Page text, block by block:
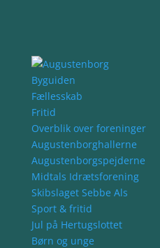
Byguiden
Fællesskab
Fritid
Overblik over foreninger
Augustenborghallerne
Augustenborgspejderne
Midtals Idrætsforening
Skibslaget Sebbe Als
Sport & fritid
Jul på Hertugslottet
Børn og unge